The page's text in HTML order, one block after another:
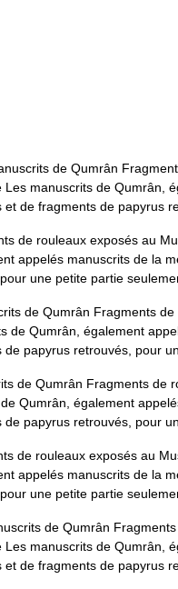
de Qumrân
manuscrits de Qumrân,
et de fragments de
de rouleaux exposés au
appelés manuscrits de la
une petite partie
de Qumrân Fragments
de Qumrân, également
de papyrus retrouvés, pour
de Qumrân Fragments de
Qumrân, également
de papyrus retrouvés, pour
de rouleaux exposés au
appelés manuscrits de la
une petite partie
de Qumrân
manuscrits de Qumrân,
et de fragments de